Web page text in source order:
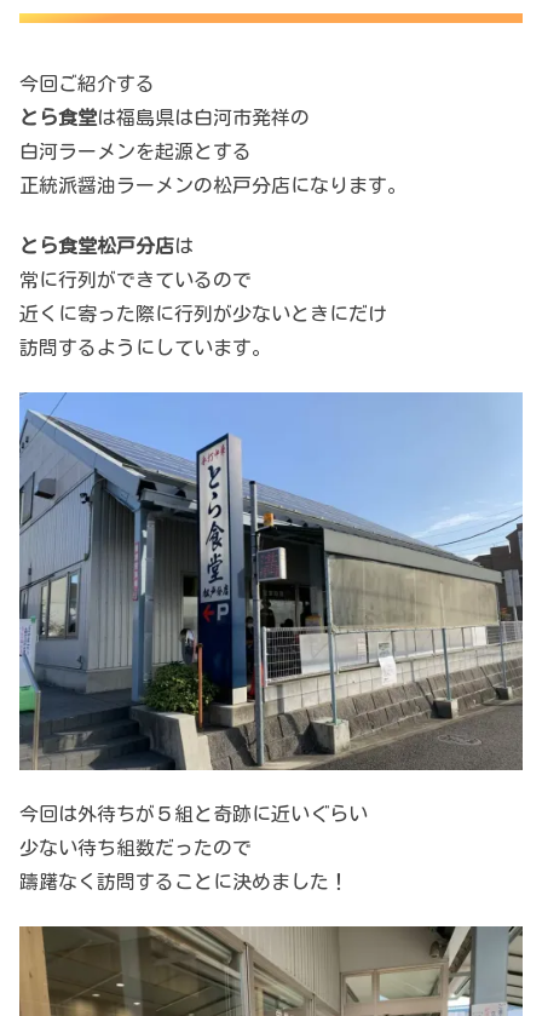
今回ご紹介する
とら食堂は福島県は白河市発祥の
白河ラーメンを起源とする
正統派醤油ラーメンの松戸分店になります。
とら食堂松戸分店は
常に行列ができているので
近くに寄った際に行列が少ないときにだけ
訪問するようにしています。
今回は外待ちが５組と奇跡に近いぐらい
少ない待ち組数だったので
躊躇なく訪問することに決めました！